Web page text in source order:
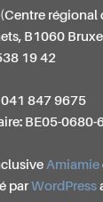
régional
B1060
19 42
041 847 9675
BE05-0680-
Amiamie
par WordPress